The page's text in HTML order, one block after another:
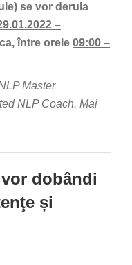
se vor derula
–
între orele 09:00 –
Master
NLP Coach. Mai
dobândi
și